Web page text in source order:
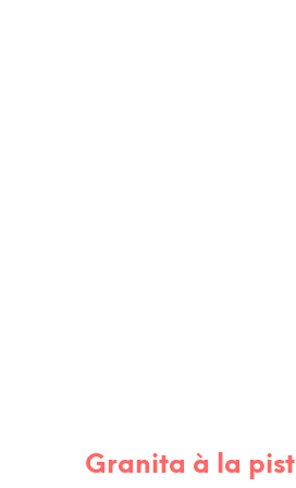
Granita à la